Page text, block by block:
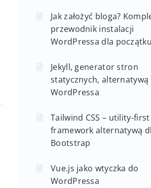
Jak założyć bloga?
przewodnik instalacji
WordPressa dla
Jekyll, generator stron
statycznych, alternatywą
WordPressa
Tailwind CSS – utility-first
framework alternatywą
Bootstrap
Vue.js jako wtyczka do
WordPressa